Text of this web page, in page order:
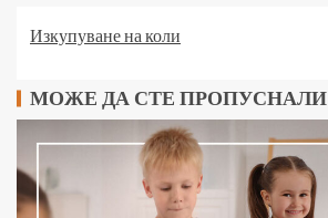
Изкупуване на коли
МОЖЕ ДА СТЕ ПРОПУСНАЛИ